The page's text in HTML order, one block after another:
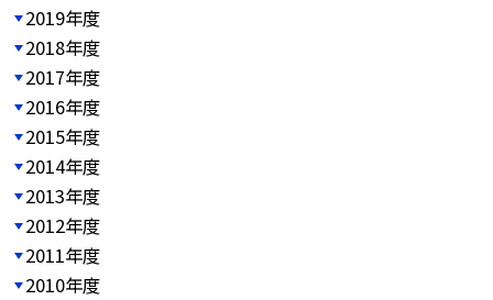
2019年度
2018年度
2017年度
2016年度
2015年度
2014年度
2013年度
2012年度
2011年度
2010年度